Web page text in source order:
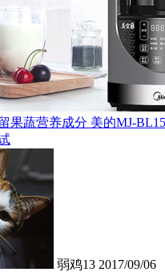
果蔬营养成分 美的MJ-
弱鸡13 2017/09/06